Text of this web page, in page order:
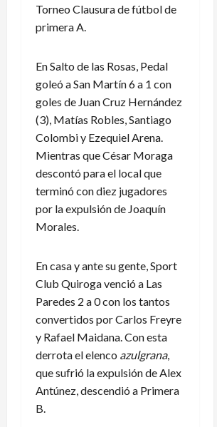
Torneo Clausura de fútbol de
primera A.
En Salto de las Rosas, Pedal
goleó a San Martín 6 a 1 con
goles de Juan Cruz Hernández
(3), Matías Robles, Santiago
Colombi y Ezequiel Arena.
Mientras que César Moraga
descontó para el local que
terminó con diez jugadores
por la expulsión de Joaquín
Morales.
En casa y ante su gente, Sport
Club Quiroga venció a Las
Paredes 2 a 0 con los tantos
convertidos por Carlos Freyre
y Rafael Maidana. Con esta
derrota el elenco azulgrana,
que sufrió la expulsión de Alex
Antúnez, descendió a Primera
B.